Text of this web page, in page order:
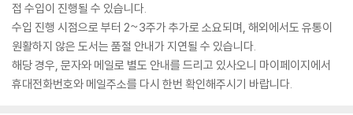
접 수입이 진행될 수 있습니다.
수입 진행 시점으로 부터 2~3주가 추가로 소요되며, 해외에서도 유통이
원활하지 않은 도서는 품절 안내가 지연될 수 있습니다.
해당 경우, 문자와 메일로 별도 안내를 드리고 있사오니 마이페이지에서
휴대전화번호와 메일주소를 다시 한번 확인해주시기 바랍니다.